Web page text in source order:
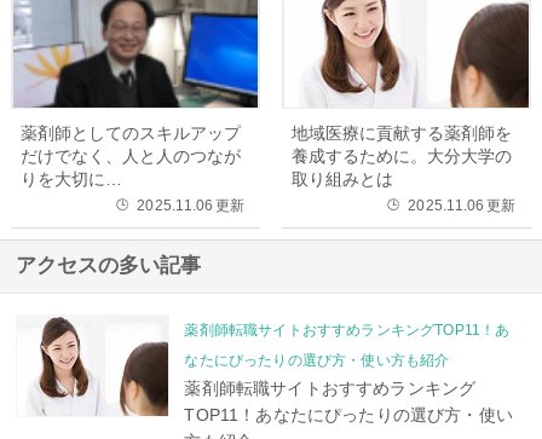
薬剤師としてのスキルアップ
だけでなく、人と人のつなが
りを大切に…
🕒 2025.11.06 更新
地域医療に貢献する薬剤師を
養成するために。大分大学の
取り組みとは
🕒 2025.11.06 更新
アクセスの多い記事
薬剤師転職サイトおすすめランキングTOP11！あ
なたにぴったりの選び方・使い方も紹介
薬剤師転職サイトおすすめランキング
TOP11！あなたにぴったりの選び方・使い